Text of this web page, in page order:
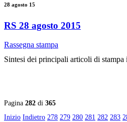
28 agosto 15
RS 28 agosto 2015
Rassegna stampa
Sintesi dei principali articoli di
Pagina 282 di 365
Inizio Indietro 278 279 280 281 282 283